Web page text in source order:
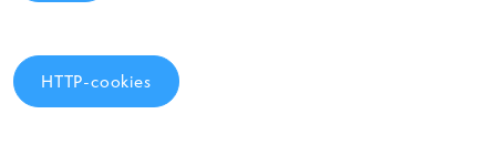
HTTP-cookies